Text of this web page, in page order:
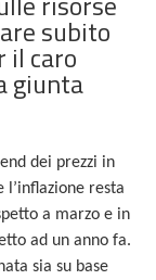
subito
caro
giunta
dei prezzi in
l’inflazione resta
a marzo e in
ad un anno fa.
sia su base